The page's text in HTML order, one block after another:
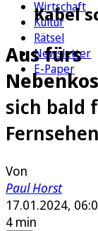
Wirtschaft
Kultur
Rätsel
Newsletter
E-Paper
Kabel
Aus fürs
sich bald
Von
Paul Horst
17.01.2024,
4 min